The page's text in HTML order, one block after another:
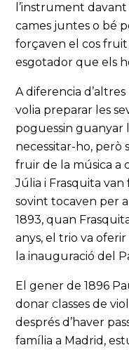
l’instrument
cames juntes o bé
forçaven el cos
esgotador que els
A diferencia d’altres
volia preparar les
poguessin guanyar
necessitar-ho, però
fruir de la música a
Júlia i Frasquita
sovint tocaven per
1893, quan
anys, el trio va
la inauguració del
El gener de 1896
donar classes de
després d’haver
família a Madrid,